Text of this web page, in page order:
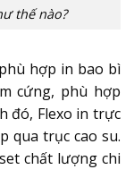
thế nào?
hợp in bao bì
cứng, phù hợp
đó, Flexo in trực
qua trục cao su.
chất lượng chi